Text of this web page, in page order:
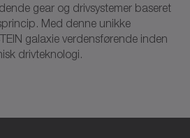
gear og drivsystemer baseret
Med denne unikke
galaxie verdensførende inden
drivteknologi.